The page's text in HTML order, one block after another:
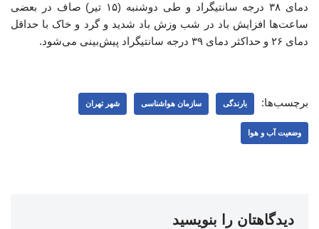
دمای ۳۸ درجه سانتیگراد و طی ‌دوشنبه (۱۵ تیر) صاف در بعضی
ساعت‌ها افزایش باد در شب وزش باد شدید و گرد و خاک با حداقل
دمای ۲۶ و حداکثر دمای ۳۹ درجه سانتیگراد پیش‌بینی می‌شود.
برچسب‌ها: بارندگی سازمان هواشناسی شهر تهران
وضعیت آب و هوا
دیدگاهتان را بنویسید